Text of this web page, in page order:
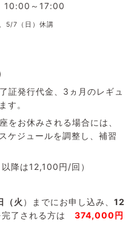
10:00～17:00
5/7（日）休講
証発行代金、3ヵ月のレギュ
す。
お休みされる場合には、
ケジュールを調整し、補習
以降は12,100円/回）
（火 ）までにお申し込み、 12
完了される方は 374,000円